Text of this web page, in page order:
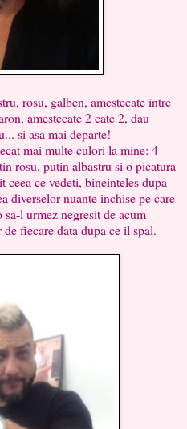
galben, amestecate intre
amestecate 2 cate 2, dau
si asa mai departe!
mai multe culori la mine: 4
rosu, putin albastru si o picatura
ceea ce vedeti, bineinteles dupa
diverselor nuante inchise pe care
l urmez negresit de acum
fiecare data dupa ce il spal.